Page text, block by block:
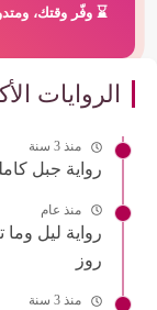
⌛️ وفّر وقتك،
الروايات
منذ 3 سنة
رواية جبل
منذ عام
روز
منذ 3 سنة